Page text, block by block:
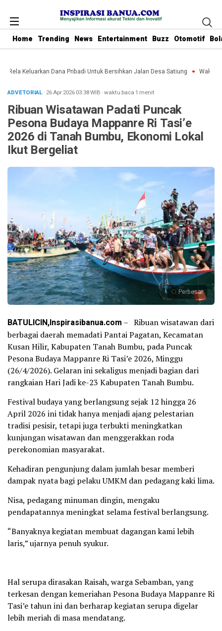
Home Trending News Entertainment Buzz Otomotif
Rela Keluarkan Dana Pribadi Untuk Bersihkan Jalan Desa Satiung Waket
ADVETORIAL· 26 Apr 202603:38WIB ·waktu baca 1 menit
Ribuan Wisatawan Padati Puncak
Pesona Budaya Mappanre Ri Tasi’e
2026 di Tanah Bumbu, Ekonomi Lokal
Ikut Bergeliat
Perbesar
BATULICIN,Inspirasibanua.com – Ribuan wisatawan dari
berbagai daerah memadati Pantai Pagatan, Kecamatan
Kusan Hilir, Kabupaten Tanah Bumbu, pada Puncak
Pesona Budaya Mappanre Ri Tasi’e 2026, Minggu
(26/4/2026). Gelaran ini sekaligus menjadi bagian dari
rangkaian Hari Jadi ke-23 Kabupaten Tanah Bumbu.
Festival budaya yang berlangsung sejak 12 hingga 26
April 2026 ini tidak hanya menjadi ajang pelestarian
tradisi pesisir, tetapi juga terbukti meningkatkan
kunjungan wisatawan dan menggerakkan roda
perekonomian masyarakat.
Kehadiran pengunjung dalam jumlah besar memberi
dampak nyata bagi pelaku UMKM dan pedagang kaki lima.
Nisa, pedagang minuman dingin, mengaku
pendapatannya meningkat selama festival berlangsung.
“Banyaknya kegiatan membuat dagangan kami lebih
laris,” ujarnya penuh syukur.
Hal serupa dirasakan Raisah, warga Sebamban, yang
terkesan dengan kemeriahan Pesona Budaya Mappanre Ri
Tasi’e tahun ini dan berharap kegiatan serupa digelar
lebih meriah di masa mendatang.